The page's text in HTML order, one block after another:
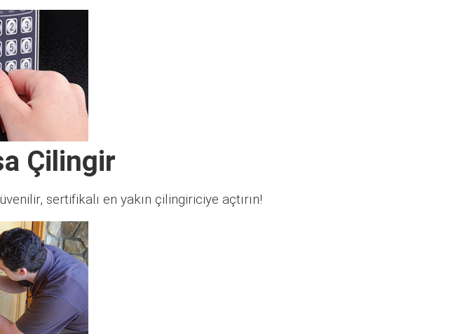
Çilingir
sertifikalı en yakın çilingiriciye açtırın!